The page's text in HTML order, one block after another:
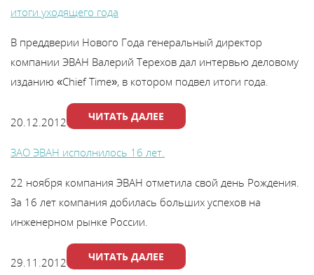
итоги уходящего года
В преддверии Нового Года генеральный директор
компании ЭВАН Валерий Терехов дал интервью деловому
изданию «Chief Time», в котором подвел итоги года.
20.12.2012 ЧИТАТЬ ДАЛЕЕ
ЗАО ЭВАН исполнилось 16 лет.
22 ноября компания ЭВАН отметила свой день Рождения.
За 16 лет компания добилась больших успехов на
инженерном рынке России.
29.11.2012 ЧИТАТЬ ДАЛЕЕ